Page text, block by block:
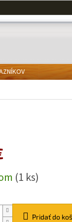
(1 ks)
Pridať do